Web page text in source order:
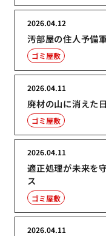
汚部屋の住人予備
2026.04.12
ゴミ屋敷
廃材の山に消えた
2026.04.11
ゴミ屋敷
適正処理が未来を
ス
2026.04.11
ゴミ屋敷
2026.04.11